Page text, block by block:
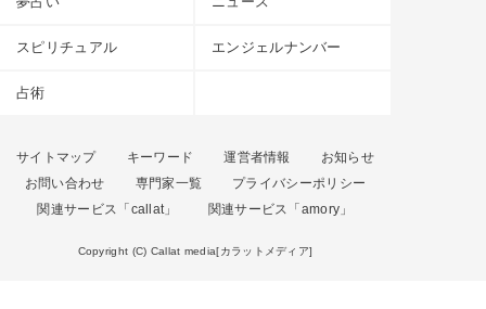
スピリチュアル エンジェルナンバー
占術
サイトマップ キーワード 運営者情報
お知らせ
お問い合わせ
専門家一覧
プライバシーポリシー
関連サービス「callat」
関連サービス「amory」
Copyright (C) Callat media[カラットメディア]